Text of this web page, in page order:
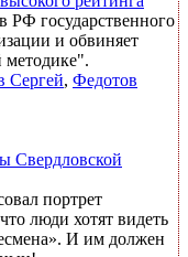
РФ государственного
и обвиняет
методике".
Сергей, Федотов
Свердловской
портрет
люди хотят видеть
И им должен